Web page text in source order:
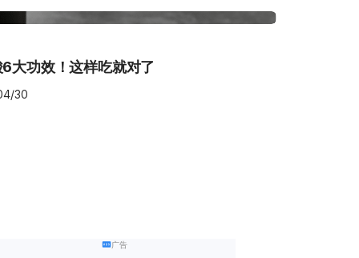
大功效！这样吃就对了
30
广告